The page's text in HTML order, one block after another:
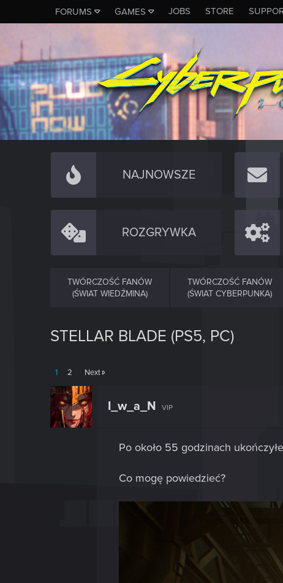
FORUMS GAMES JOBS STORE
NAJNOWSZE
ROZGRYWKA
TWÓRCZOŚĆ FANÓW
(ŚWIAT WIEDŹMINA)
TWÓRCZOŚĆ FANÓW
(ŚWIAT CYBERPUNKA)
STELLAR BLADE (PS5, PC)
1 2 Next
I_w_a_N VIP
Po około 55 godzinach
Co mogę powiedzieć?